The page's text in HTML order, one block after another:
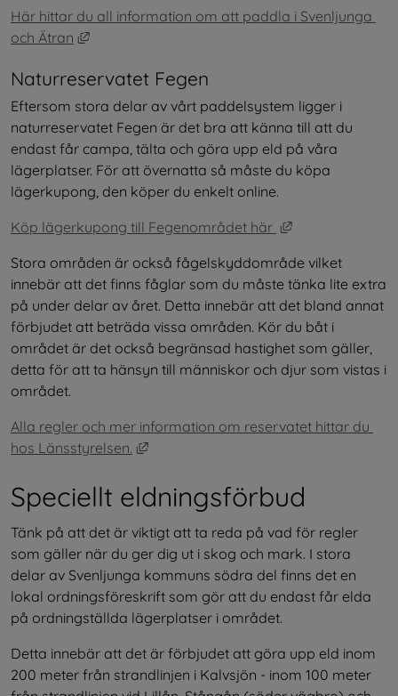
Här hittar du all information om att paddla i Svenljunga
och Ätran
Länk till annan webbplats, öppnas i nytt
Naturreservatet Fegen
Eftersom stora delar av vårt paddelsystem ligger i
naturreservatet Fegen är det bra att känna till att du
endast får campa, tälta och göra upp eld på våra
lägerplatser. För att övernatta så måste du köpa
lägerkupong, den köper du enkelt online.
Köp lägerkupong till Fegenområdet här
Länk till annan
Stora områden är också fågelskyddområde vilket
innebär att det finns fåglar som du måste tänka lite extra
på under delar av året. Detta innebär att det bland annat
förbjudet att beträda vissa områden. Kör du båt i
området är det också begränsad hastighet som gäller,
detta för att ta hänsyn till människor och djur som vistas i
området.
Alla regler och mer information om reservatet hittar du
hos Länsstyrelsen.
Länk till annan webbplats, öppnas i
Speciellt eldningsförbud
Tänk på att det är viktigt att ta reda på vad för regler
som gäller när du ger dig ut i skog och mark. I stora
delar av Svenljunga kommuns södra del finns det en
lokal ordningsföreskrift som gör att du endast får elda
på ordningställda lägerplatser i området.
Detta innebär att det är förbjudet att göra upp eld inom
200 meter från strandlinjen i Kalvsjön - inom 100 meter